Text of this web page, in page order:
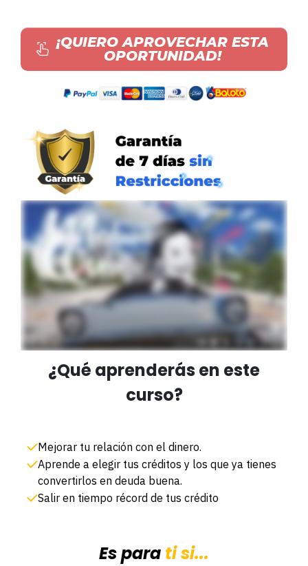
¡QUIERO APROVECHAR ESTA
OPORTUNIDAD!
¿Qué aprenderás en este
curso?
Mejorar tu relación con el dinero.
Aprende a elegir tus créditos y los que ya tienes
convertirlos en deuda buena.
Salir en tiempo récord de tus crédito
Es para ti si...